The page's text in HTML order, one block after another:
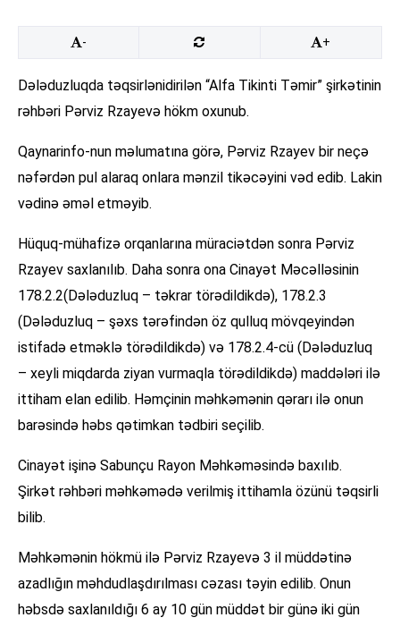
- +
Dələduzluqda təqsirlənidirilən “Alfa Tikinti Təmir” şirkətinin
rəhbəri Pərviz Rzayevə hökm oxunub.
Qaynarinfo-nun məlumatına görə, Pərviz Rzayev bir neçə
nəfərdən pul alaraq onlara mənzil tikəcəyini vəd edib. Lakin
vədinə əməl etməyib.
Hüquq-mühafizə orqanlarına müraciətdən sonra Pərviz
Rzayev saxlanılıb. Daha sonra ona Cinayət Məcəlləsinin
178.2.2(Dələduzluq – təkrar törədildikdə), 178.2.3
(Dələduzluq – şəxs tərəfindən öz qulluq mövqeyindən
istifadə etməklə törədildikdə) və 178.2.4-cü (Dələduzluq
– xeyli miqdarda ziyan vurmaqla törədildikdə) maddələri ilə
ittiham elan edilib. Həmçinin məhkəmənin qərarı ilə onun
barəsində həbs qətimkan tədbiri seçilib.
Cinayət işinə Sabunçu Rayon Məhkəməsində baxılıb.
Şirkət rəhbəri məhkəmədə verilmiş ittihamla özünü təqsirli
bilib.
Məhkəmənin hökmü ilə Pərviz Rzayevə 3 il müddətinə
azadlığın məhdudlaşdırılması cəzası təyin edilib. Onun
həbsdə saxlanıldığı 6 ay 10 gün müddət bir günə iki gün